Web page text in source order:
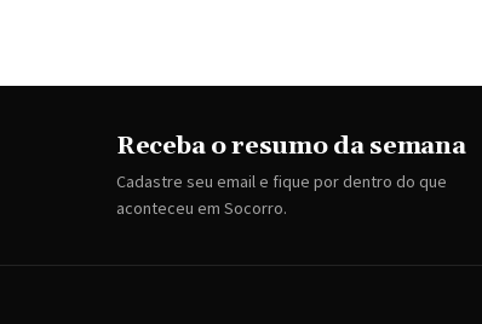
Receba o resumo da semana
Cadastre seu email e fique por dentro do que
aconteceu em Socorro.